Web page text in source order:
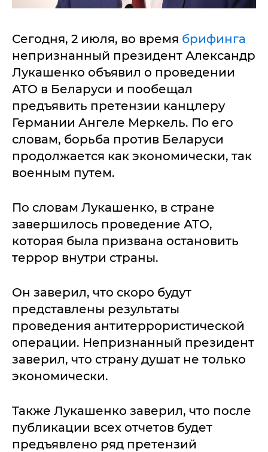
Сегодня, 2 июля, во время брифинга
непризнанный президент Александр
Лукашенко объявил о проведении
АТО в Беларуси и пообещал
предъявить претензии канцлеру
Германии Ангеле Меркель. По его
словам, борьба против Беларуси
продолжается как экономически, так
военным путем.
По словам Лукашенко, в стране
завершилось проведение АТО,
которая была призвана остановить
террор внутри страны.
Он заверил, что скоро будут
представлены результаты
проведения антитеррористической
операции. Непризнанный президент
заверил, что страну душат не только
экономически.
Также Лукашенко заверил, что после
публикации всех отчетов будет
предъявлено ряд претензий